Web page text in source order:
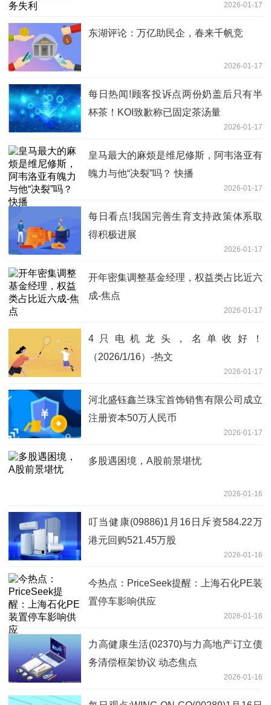
2026-01-17
东湖评论：万亿助民企，春来千帆竞
2026-01-17
每日热闻!顾客投诉点两份奶盖后只有半
杯茶！KOI致歉称已固定茶汤量
2026-01-17
皇马最大的麻烦是维尼修斯，阿韦洛亚有
魄力与他“决裂”吗？ 快播
2026-01-17
每日看点!我国完善生育支持政策体系取
得积极进展
2026-01-17
开年密集调整基金经理，权益类占比近六
成-焦点
2026-01-17
4只电机龙头，名单收好！
（2026/1/16）-热文
2026-01-17
河北盛钰鑫兰珠宝首饰销售有限公司成立
注册资本50万人民币
2026-01-17
多股遇困境，A股前景堪忧
2026-01-16
叮当健康(09886)1月16日斥资584.22万
港元回购521.45万股
2026-01-16
今热点：PriceSeek提醒：上海石化PE装
置停车影响供应
2026-01-16
力高健康生活(02370)与力高地产订立债
务清偿框架协议 动态焦点
2026-01-16